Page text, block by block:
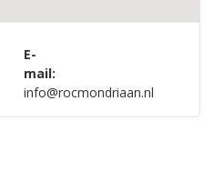
E-
mail:
info@rocmondriaan.nl